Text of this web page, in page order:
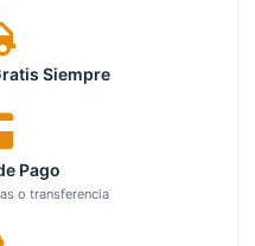
Siempre
Pago
o transferencia